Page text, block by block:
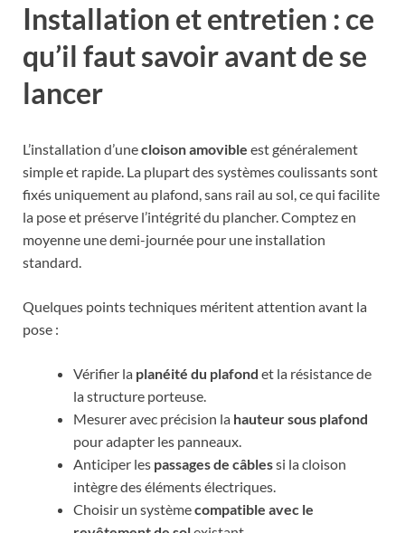
Installation et entretien : ce
qu’il faut savoir avant de se
lancer
L’installation d’unecloison amovible est généralement
simple et rapide. La plupart des systèmes coulissants sont
fixés uniquement au plafond, sans rail au sol, ce qui facilite
la pose et préserve l’intégrité du plancher. Comptez en
moyenne une demi-journée pour une installation
standard.
Quelques points techniques méritent attention avant la
pose :
Vérifier la planéité du plafond et la résistance de
la structure porteuse.
Mesurer avec précision la hauteur sous plafond
pour adapter les panneaux.
Anticiper les passages de câblessi la cloison
intègre des éléments électriques.
Choisir un systèmecompatible avec le